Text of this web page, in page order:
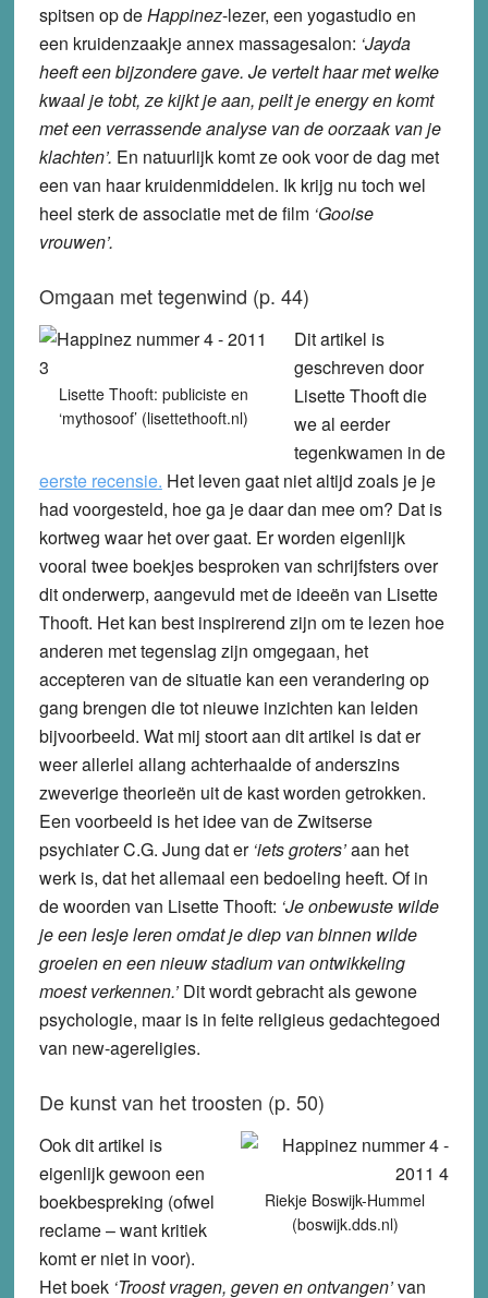
spitsen op deHappinez-lezer, een yogastudio en
een kruidenzaakje annex massagesalon: ‘Jayda
heeft een bijzondere gave. Je vertelt haar met welke
kwaal je tobt, ze kijkt je aan, peilt je energy en komt
met een verrassende analyse van de oorzaak van je
klachten’. En natuurlijk komt ze ook voor de dag met
een van haar kruidenmiddelen. Ik krijg nu toch wel
heel sterk de associatie met de film ‘Gooise
vrouwen’.
Omgaan met tegenwind (p. 44)
Lisette Thooft: publiciste en
‘mythosoof’ (lisettethooft.nl)
Dit artikel is
geschreven door
Lisette Thooft die
we al eerder
tegenkwamen in de
eerste recensie. Het leven gaat niet altijd zoals je je
had voorgesteld, hoe ga je daar dan mee om? Dat is
kortweg waar het over gaat. Er worden eigenlijk
vooral twee boekjes besproken van schrijfsters over
dit onderwerp, aangevuld met de ideeën van Lisette
Thooft. Het kan best inspirerend zijn om te lezen hoe
anderen met tegenslag zijn omgegaan, het
accepteren van de situatie kan een verandering op
gang brengen die tot nieuwe inzichten kan leiden
bijvoorbeeld. Wat mij stoort aan dit artikel is dat er
weer allerlei allang achterhaalde of anderszins
zweverige theorieën uit de kast worden getrokken.
Een voorbeeld is het idee van de Zwitserse
psychiater C.G. Jung dat er ‘iets groters’aan het
werk is, dat het allemaal een bedoeling heeft. Of in
de woorden van Lisette Thooft: ‘Je onbewuste wilde
je een lesje leren omdat je diep van binnen wilde
groeien en een nieuw stadium van ontwikkeling
moest verkennen.’Dit wordt gebracht als gewone
psychologie, maar is in feite religieus gedachtegoed
van new-agereligies.
De kunst van het troosten (p. 50)
Riekje Boswijk-Hummel
(boswijk.dds.nl)
Ook dit artikel is
eigenlijk gewoon een
boekbespreking (ofwel
reclame – want kritiek
komt er niet in voor).
Het boek ‘Troost vragen, geven en ontvangen’van